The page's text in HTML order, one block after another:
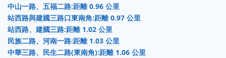
中山一路、五福二路:距離 0.96 公里
站西路與建國三路口東南角:距離 0.97 公里
站西路、建國三路:距離 1.02 公里
民族二路、河南一路:距離 1.03 公里
中華三路、民生二路(東南角):距離 1.06 公里